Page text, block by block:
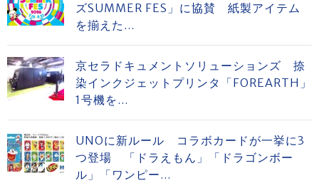
ズSUMMER FES」に協賛 紙製アイテム
を揃えた...
京セラドキュメントソリューションズ 捺
染インクジェットプリンタ「FOREARTH」
1号機を...
UNOに新ルール コラボカードが一挙に3
つ登場 「ドラえもん」「ドラゴンボー
ル」「ワンピー...